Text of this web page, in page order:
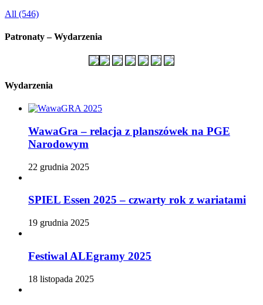
All (546)
Patronaty – Wydarzenia
Wydarzenia
WawaGra – relacja z planszówek na PGE
Narodowym
22 grudnia 2025
SPIEL Essen 2025 – czwarty rok z wariatami
19 grudnia 2025
Festiwal ALEgramy 2025
18 listopada 2025